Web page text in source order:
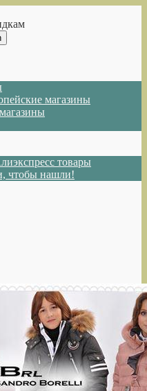
магазины
товары
чтобы нашли!